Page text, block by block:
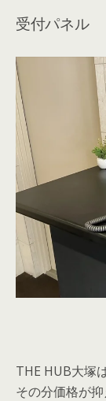
受付パネル
THE HUB大塚
その分価格が抑